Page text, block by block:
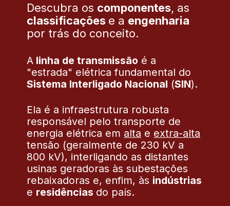
Descubra os componentes, as
classificações e a engenharia
por trás do conceito.
A linha de transmissão é a
"estrada" elétrica fundamental do
Sistema Interligado Nacional (SIN).
Ela é a infraestrutura robusta
responsável pelo transporte de
energia elétrica em alta e extra-alta
tensão (geralmente de 230 kV a
800 kV), interligando as distantes
usinas geradoras às subestações
rebaixadoras e, enfim, às indústrias
e residências do país.